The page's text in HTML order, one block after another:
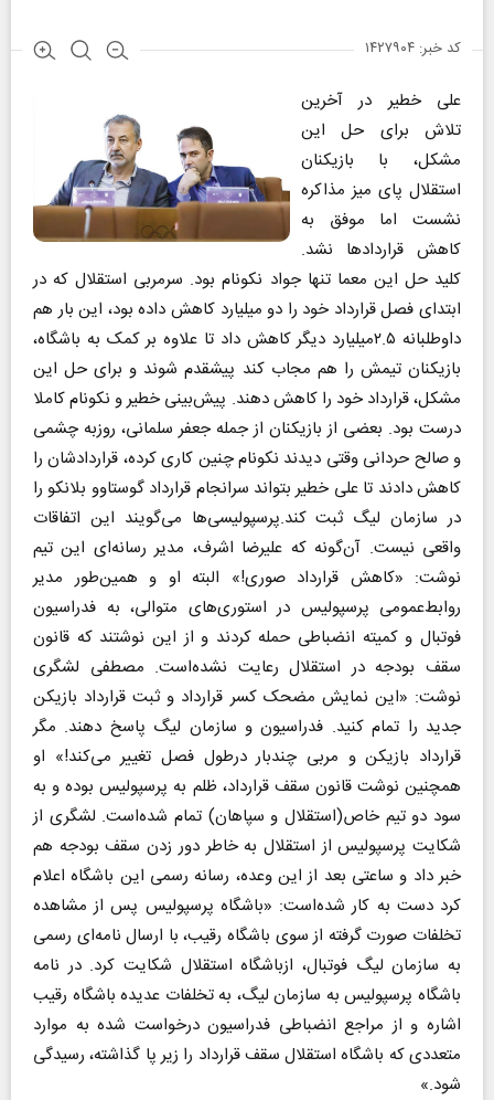
کد خبر: ۱۴۲۷۹۰۴
علی خطیر در آخرین
تلاش برای حل این
مشکل، با بازیکنان
استقلال پای میز مذاکره
نشست اما موفق به
کاهش قراردادها نشد.
کلید حل این معما تنها جواد نکونام بود. سرمربی استقلال که در
ابتدای فصل قرارداد خود را دو میلیارد کاهش داده بود، این بار هم
داوطلبانه ۲.۵میلیارد دیگر کاهش داد تا علاوه بر کمک به باشگاه،
بازیکنان تیمش را هم مجاب کند پیشقدم شوند و برای حل این
مشکل، قرارداد خود را کاهش دهند. پیش‌بینی خطیر و نکونام کاملا
درست بود. بعضی از بازیکنان از جمله جعفر سلمانی، روزبه چشمی
و صالح حردانی وقتی دیدند نکونام چنین کاری کرده، قراردادشان را
کاهش دادند تا علی خطیر بتواند سرانجام قرارداد گوستاوو بلانکو را
در سازمان لیگ ثبت کند.پرسپولیسی‌ها می‌گویند این اتفاقات
واقعی نیست. آن‌گونه که علیرضا اشرف، مدیر رسانه‌‎ای این تیم
نوشت: «کاهش قرارداد صوری!» البته او و همین‌طور مدیر
روابط‌عمومی پرسپولیس در استوری‌های متوالی، به فدراسیون
فوتبال و کمیته انضباطی حمله کردند و از این نوشتند که قانون
سقف بودجه در استقلال رعایت نشده‌است. مصطفی لشگری
نوشت: «این نمایش مضحک کسر قرارداد و ثبت قرارداد بازیکن
جدید را تمام کنید. فدراسیون و سازمان لیگ پاسخ دهند. مگر
قرارداد بازیکن و مربی چندبار درطول فصل تغییر می‌کند!» او
همچنین نوشت قانون سقف قرارداد، ظلم به پرسپولیس بوده و به
سود دو تیم خاص(استقلال و سپاهان) تمام شده‌است. لشگری از
شکایت پرسپولیس از استقلال به خاطر دور زدن سقف بودجه هم
خبر داد و ساعتی بعد از این وعده، رسانه رسمی این باشگاه اعلام
کرد دست به کار شده‌است: «باشگاه پرسپولیس پس از مشاهده
تخلفات صورت گرفته از سوی باشگاه رقیب، با ارسال نامه‌ای رسمی
به سازمان لیگ فوتبال، ازباشگاه استقلال شکایت کرد. در نامه
باشگاه پرسپولیس به سازمان لیگ، به تخلفات عدیده باشگاه رقیب
اشاره و از مراجع انضباطی فدراسیون درخواست شده به موارد
متعددی که باشگاه استقلال سقف قرارداد را زیر پا گذاشته، رسیدگی
شود.»